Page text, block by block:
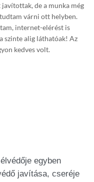
de a munka még
várni ott helyben.
internet-elérést is
szinte alig láthatóak! Az
kedves volt.
egyben
javítása, cseréje